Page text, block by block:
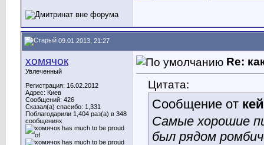
09.01.2013, 21:27
хомячок
Увлеченный
Регистрация: 16.02.2012
Адрес: Киев
Сообщений: 426
Сказал(а) спасибо: 1,331
Поблагодарили 1,404 раз(а) в 348
сообщениях
Re:
Цитата:
Сообщение от
Самые хорошие
был рядом